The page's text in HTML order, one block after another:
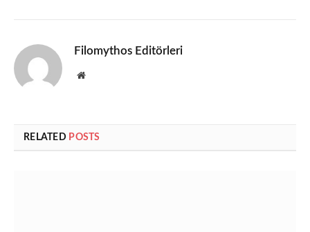
Filomythos Editörleri
Website
RELATED POSTS